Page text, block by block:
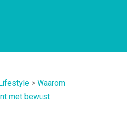
>Waarom
met bewust